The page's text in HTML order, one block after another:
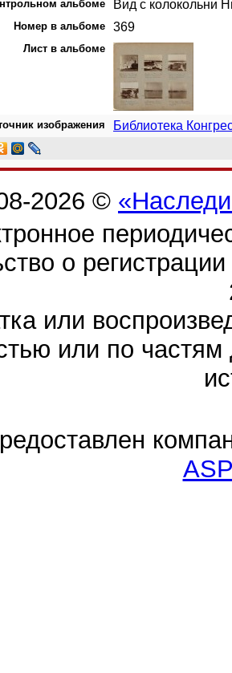
альбоме Вид с колокольни
Номер в альбоме 369
Лист в альбоме
изображения Библиотека
2026 ©
о
или
или по частям